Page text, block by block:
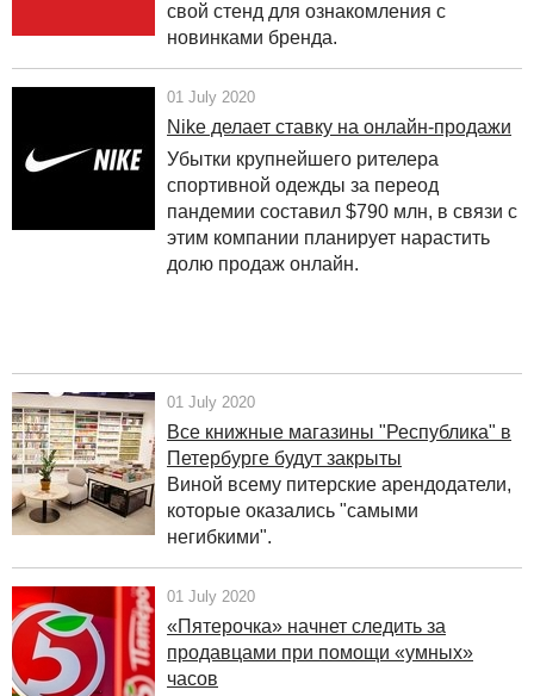
свой стенд для ознакомления с
новинками бренда.
01 July 2020
Nike делает ставку на онлайн-продажи
Убытки крупнейшего рителера
спортивной одежды за переод
пандемии составил $790 млн, в связи с
этим компании планирует нарастить
долю продаж онлайн.
01 July 2020
Все книжные магазины "Республика" в
Петербурге будут закрыты
Виной всему питерские арендодатели,
которые оказались "самыми
негибкими".
01 July 2020
«Пятерочка» начнет следить за
продавцами при помощи «умных»
часов